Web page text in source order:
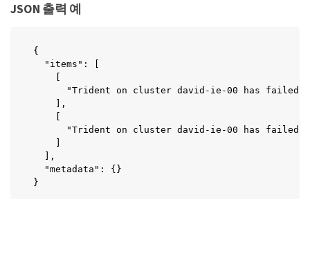
JSON 출력 예
{
  "items": [
"Trident on cluster david-ie-00 has failed
    ],
"Trident on cluster david-ie-00 has failed
  ],
  "metadata": {}
}